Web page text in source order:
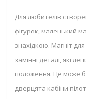
Для любителів
фігурок, маленький
знахідкою. Магніт
замінні деталі, які
положення. Це може
дверцята кабіни